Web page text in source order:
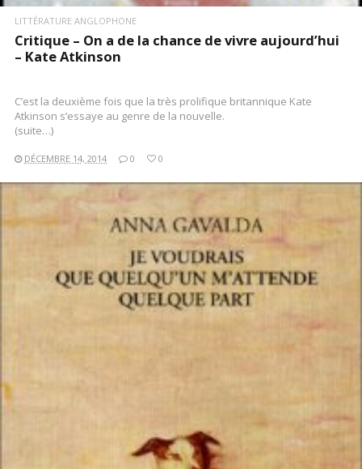
LITTÉRATURE ANGLOPHONE
Critique – On a de la chance de vivre aujourd’hui
– Kate Atkinson
C’est la deuxième fois que la très prolifique britannique Kate
Atkinson s’essaye au genre de la nouvelle.
(suite…)
DÉCEMBRE 14, 2014 0 0
LIRE LA SUITE